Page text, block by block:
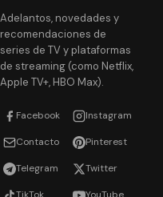
Adelantos, novedades y
recomendaciones de
series de TV y plataformas
de streaming (como Netflix,
Apple TV+, HBO Max).
Facebook Instagram
Contacto Pinterest
Telegram Twitter